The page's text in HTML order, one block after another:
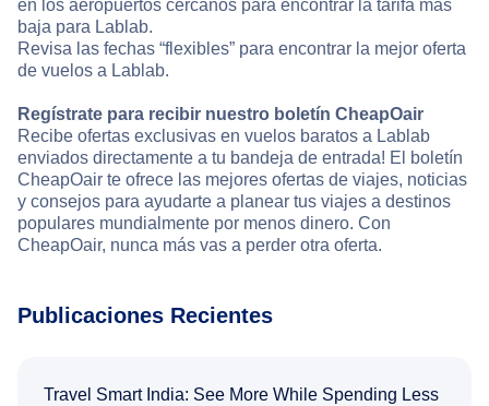
en los aeropuertos cercanos para encontrar la tarifa más
baja para Lablab.
Revisa las fechas “flexibles” para encontrar la mejor oferta
de vuelos a Lablab.
Regístrate para recibir nuestro boletín CheapOair
Recibe ofertas exclusivas en vuelos baratos a Lablab
enviados directamente a tu bandeja de entrada! El boletín
CheapOair te ofrece las mejores ofertas de viajes, noticias
y consejos para ayudarte a planear tus viajes a destinos
populares mundialmente por menos dinero. Con
CheapOair, nunca más vas a perder otra oferta.
Publicaciones Recientes
Travel Smart India: See More While Spending Less